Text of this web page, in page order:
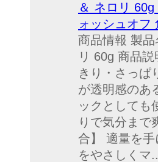
＆ ネロリ
ォッシュオフ
商品情報 製
リ 60g 商品
きり・さっぱ
が透明感のあ
ックとしても
りで気分ま
合】 適量を
をやさしくマ